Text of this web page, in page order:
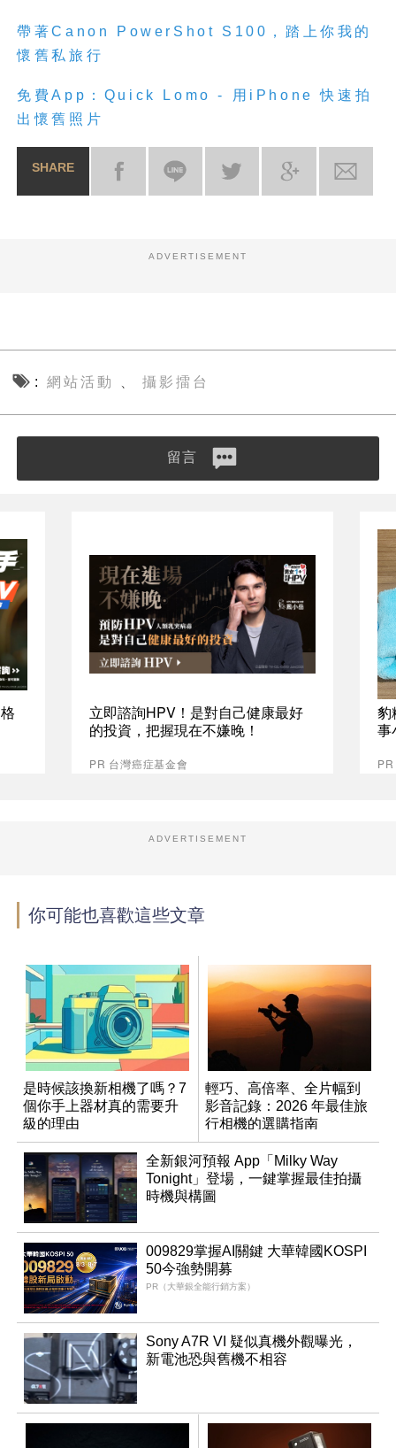
帶著Canon PowerShot S100，踏上你我的
懷舊私旅行
免費App：Quick Lomo - 用iPhone 快速拍
出懷舊照片
SHARE
ADVERTISEMENT
網站活動 攝影擂台
留言
立即諮詢HPV！是對自己健康最好
的投資，把握現在不嫌晚！
PR 台灣癌症基金會
豹
事
ADVERTISEMENT
你可能也喜歡這些文章
是時候該換新相機了嗎？7
個你手上器材真的需要升
級的理由
輕巧、高倍率、全片幅到
影音記錄：2026 年最佳旅
行相機的選購指南
全新銀河預報 App「Milky Way
Tonight」登場，一鍵掌握最佳拍攝
時機與構圖
009829掌握AI關鍵 大華韓國KOSPI
50今強勢開募
PR（大華銀全能行銷方案）
Sony A7R VI 疑似真機外觀曝光，
新電池恐與舊機不相容